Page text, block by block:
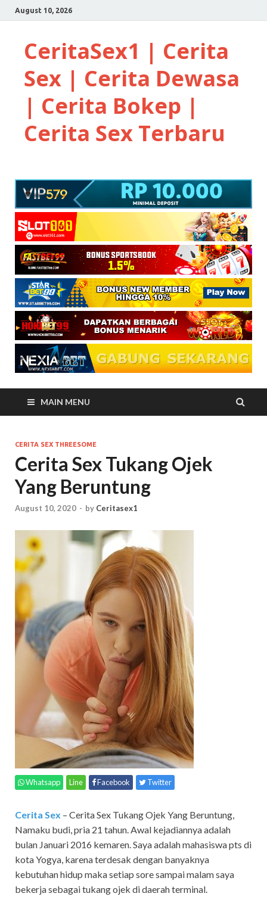
August 10, 2026
CeritaSex1 | Cerita
Sex | Cerita Dewasa
| Cerita Bokep |
Cerita Sex Terbaru
MAIN MENU
CERITA SEX THREESOME
Cerita Sex Tukang Ojek
Yang Beruntung
August 10, 2020 - by Ceritasex1
Whatsapp Line Facebook Twitter
Cerita Sex – Cerita Sex Tukang Ojek Yang Beruntung,
Namaku budi, pria 21 tahun. Awal kejadiannya adalah
bulan Januari 2016 kemaren. Saya adalah mahasiswa pts di
kota Yogya, karena terdesak dengan banyaknya
kebutuhan hidup maka setiap sore sampai malam saya
bekerja sebagai tukang ojek di daerah terminal.